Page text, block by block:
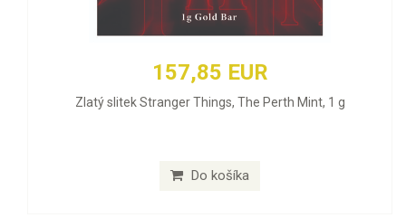
157,85 EUR
Zlatý slitek Stranger Things, The Perth Mint, 1 g
Do košíka